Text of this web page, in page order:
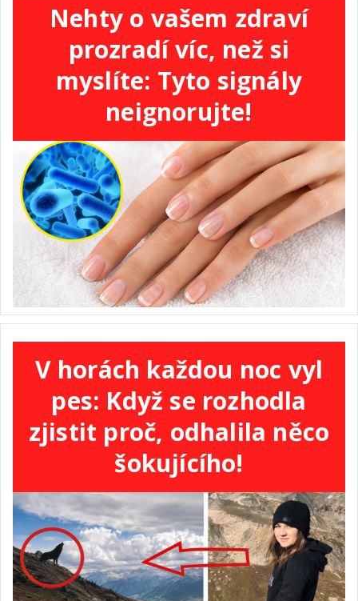
Nehty o vašem zdraví
prozradí víc, než si
myslíte: Tyto signály
neignorujte!
V horách každou noc vyl
pes: Když se rozhodla
zjistit proč, odhalila něco
šokujícího!